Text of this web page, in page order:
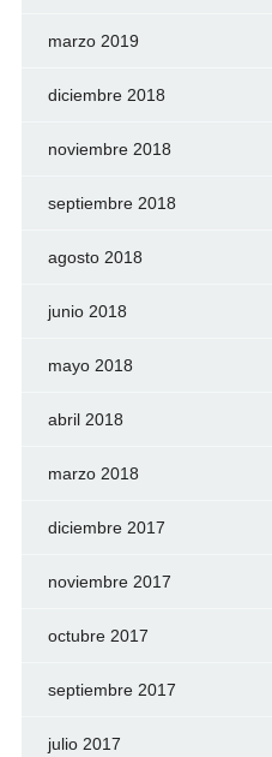
marzo 2019
diciembre 2018
noviembre 2018
septiembre 2018
agosto 2018
junio 2018
mayo 2018
abril 2018
marzo 2018
diciembre 2017
noviembre 2017
octubre 2017
septiembre 2017
julio 2017